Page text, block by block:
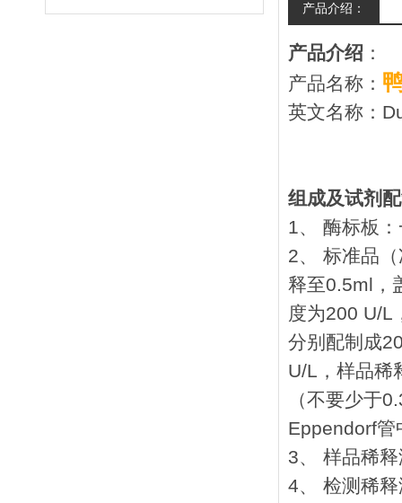
产品介绍：
产品介绍 ：
产品名称：
英文名称：
组成及试剂
1、 酶标板
2、 标准品
释至0.5ml，
度为200 U/L
分别配制成
U/L，样品稀
（不要少于
Eppendorf管
3、 样品稀
4、 检测稀